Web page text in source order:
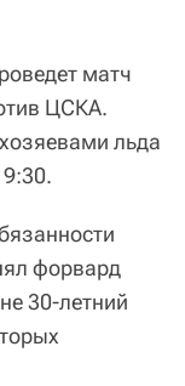
матч
ЦСКА.
льда
форвард
30-летний